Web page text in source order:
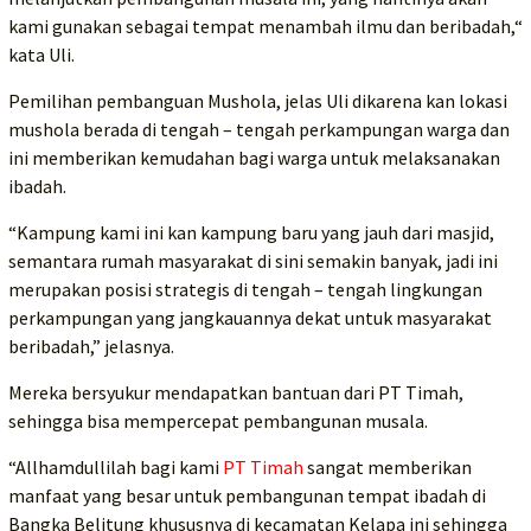
kami gunakan sebagai tempat menambah ilmu dan beribadah,“
kata Uli.
Pemilihan pembanguan Mushola, jelas Uli dikarena kan lokasi
mushola berada di tengah – tengah perkampungan warga dan
ini memberikan kemudahan bagi warga untuk melaksanakan
ibadah.
“Kampung kami ini kan kampung baru yang jauh dari masjid,
semantara rumah masyarakat di sini semakin banyak, jadi ini
merupakan posisi strategis di tengah – tengah lingkungan
perkampungan yang jangkauannya dekat untuk masyarakat
beribadah,” jelasnya.
Mereka bersyukur mendapatkan bantuan dari PT Timah,
sehingga bisa mempercepat pembangunan musala.
“Allhamdullilah bagi kami PT Timah sangat memberikan
manfaat yang besar untuk pembangunan tempat ibadah di
Bangka Belitung khususnya di kecamatan Kelapa ini sehingga